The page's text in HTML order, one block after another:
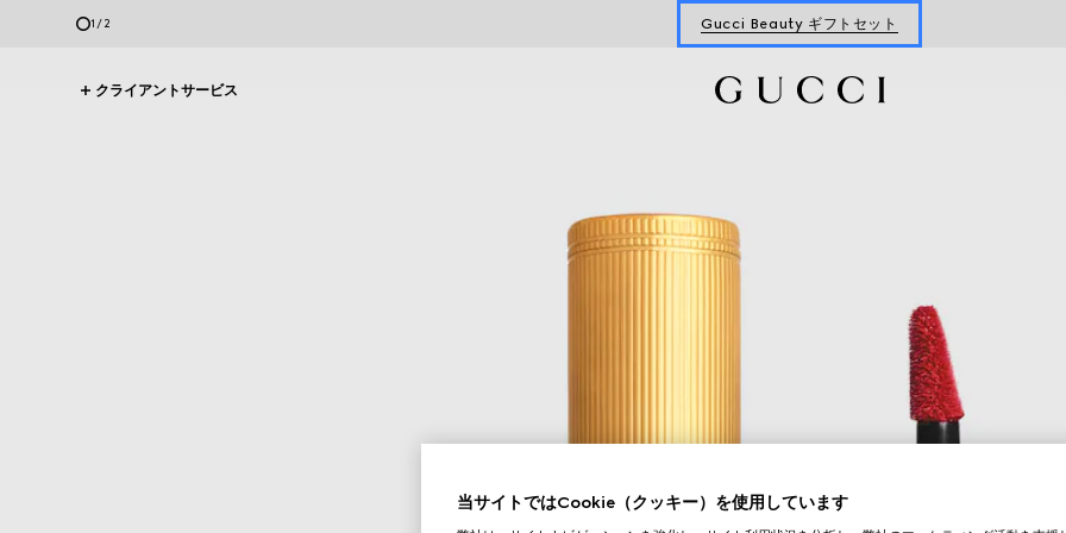
2/2
フレグランス＆メイクアップ ギフト
Gucci Beauty ギフトセット
クライアントサービス
当サイトではCookie（クッキー）を使用しています